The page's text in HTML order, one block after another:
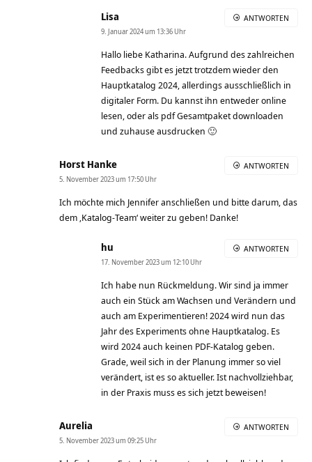
Lisa
9. Januar 2024 um 13:36 Uhr
Hallo liebe Katharina. Aufgrund des zahlreichen
Feedbacks gibt es jetzt trotzdem wieder den
Hauptkatalog 2024, allerdings ausschließlich in
digitaler Form. Du kannst ihn entweder online
lesen, oder als pdf Gesamtpaket downloaden
und zuhause ausdrucken 🙂
ANTWORTEN
Horst Hanke
5. November 2023 um 17:50 Uhr
Ich möchte mich Jennifer anschließen und bitte darum, das
dem ‚Katalog-Team‘ weiter zu geben! Danke!
ANTWORTEN
hu
17. November 2023 um 12:10 Uhr
Ich habe nun Rückmeldung. Wir sind ja immer
auch ein Stück am Wachsen und Verändern und
auch am Experimentieren! 2024 wird nun das
Jahr des Experiments ohne Hauptkatalog. Es
wird 2024 auch keinen PDF-Katalog geben.
Grade, weil sich in der Planung immer so viel
verändert, ist es so aktueller. Ist nachvollziehbar,
in der Praxis muss es sich jetzt beweisen!
ANTWORTEN
Aurelia
5. November 2023 um 09:25 Uhr
ANTWORTEN